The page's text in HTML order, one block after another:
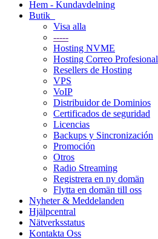
Hem - Kundavdelning
Butik
Visa alla
-----
Hosting NVME
Hosting Correo Profesional
Resellers de Hosting
VPS
VoIP
Distribuidor de Dominios
Certificados de seguridad
Licencias
Backups y Sincronización
Promoción
Otros
Radio Streaming
Registrera en ny domän
Flytta en domän till oss
Nyheter & Meddelanden
Hjälpcentral
Nätverksstatus
Kontakta Oss